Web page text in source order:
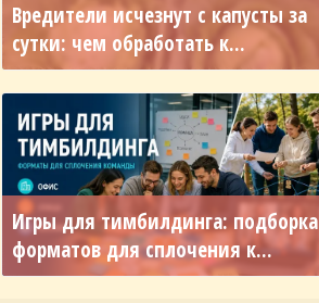
Вредители исчезнут с капусты за
сутки: чем обработать к...
Игры для тимбилдинга: подборка
форматов для сплочения к...